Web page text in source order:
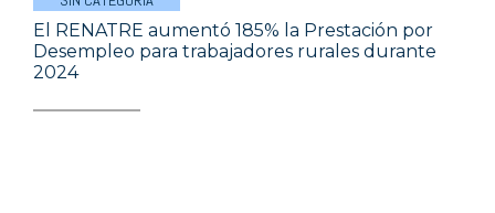
El RENATRE aumentó 185% la Prestación por
Desempleo para trabajadores rurales durante
2024